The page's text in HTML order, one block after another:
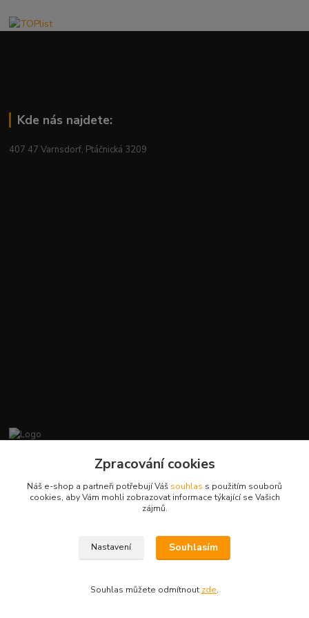
Kde nás najdete:
407 47 Varnsdorf, Ptáčnická 3209
+420412384749
Zpracování cookies
Náš e-shop a partneři potřebují Váš souhlas s použitím souborů
cookies, aby Vám mohli zobrazovat informace týkající se Vašich
zájmů.
Nastavení Souhlasím
Souhlas můžete odmítnout zde.